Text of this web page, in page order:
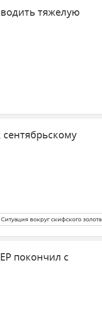
тяжелую
Ситуация вокруг скифского золота
покончил с